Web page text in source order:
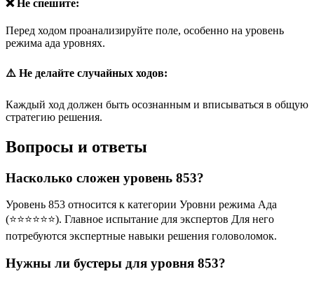
❌ Не спешите:
Перед ходом проанализируйте поле, особенно на уровень
режима ада уровнях.
⚠️ Не делайте случайных ходов:
Каждый ход должен быть осознанным и вписываться в общую
стратегию решения.
Вопросы и ответы
Насколько сложен уровень 853?
Уровень 853 относится к категории Уровни режима Ада
(⭐⭐⭐⭐⭐⭐). Главное испытание для экспертов Для него
потребуются экспертные навыки решения головоломок.
Нужны ли бустеры для уровня 853?